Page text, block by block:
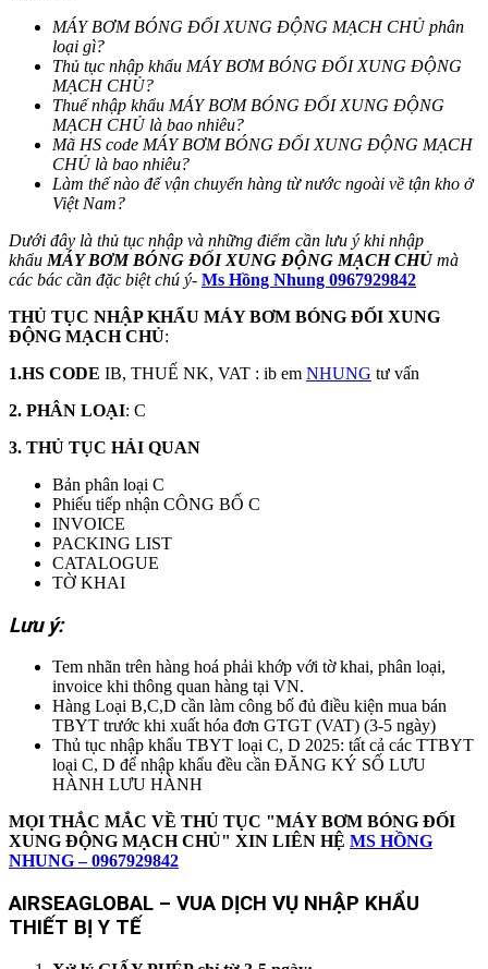
MÁY BƠM BÓNG ĐỐI XUNG ĐỘNG MẠCH CHỦ phân
loại gì?
Thủ tục nhập khẩu MÁY BƠM BÓNG ĐỐI XUNG ĐỘNG
MẠCH CHỦ?
Thuế nhập khẩu MÁY BƠM BÓNG ĐỐI XUNG ĐỘNG
MẠCH CHỦ là bao nhiêu?
Mã HS code MÁY BƠM BÓNG ĐỐI XUNG ĐỘNG MẠCH
CHỦ là bao nhiêu?
Làm thế nào để vận chuyển hàng từ nước ngoài về tận kho ở
Việt Nam?
Dưới đây là thủ tục nhập và những điểm cần lưu ý khi nhập
khẩu MÁY BƠM BÓNG ĐỐI XUNG ĐỘNG MẠCH CHỦmà
các bác cần đặc biệt chú ý- Ms Hồng Nhung 0967929842
THỦ TỤC NHẬP KHẨU MÁY BƠM BÓNG ĐỐI XUNG
ĐỘNG MẠCH CHỦ:
1.HS CODE IB, THUẾ NK, VAT : ib em NHUNG tư vấn
2. PHÂN LOẠI: C
3. THỦ TỤC HẢI QUAN
Bản phân loại C
Phiếu tiếp nhận CÔNG BỐ C
INVOICE
PACKING LIST
CATALOGUE
TỜ KHAI
Lưu ý:
Tem nhãn trên hàng hoá phải khớp với tờ khai, phân loại,
invoice khi thông quan hàng tại VN.
Hàng Loại B,C,D cần làm công bố đủ điều kiện mua bán
TBYT trước khi xuất hóa đơn GTGT (VAT) (3-5 ngày)
Thủ tục nhập khẩu TBYT loại C, D 2025: tất cả các TTBYT
loại C, D để nhập khẩu đều cần ĐĂNG KÝ SỐ LƯU
HÀNH LƯU HÀNH
MỌI THẮC MẮC VỀ THỦ TỤC "MÁY BƠM BÓNG ĐỐI
XUNG ĐỘNG MẠCH CHỦ" XIN LIÊN HỆ MS HỒNG
NHUNG – 0967929842
AIRSEAGLOBAL – VUA DỊCH VỤ NHẬP KHẨU
THIẾT BỊ Y TẾ